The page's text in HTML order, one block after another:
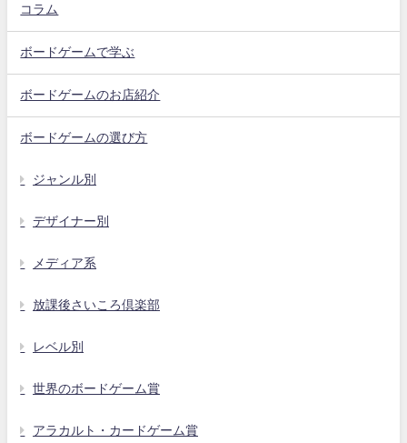
コラム
ボードゲームで学ぶ
ボードゲームのお店紹介
ボードゲームの選び方
ジャンル別
デザイナー別
メディア系
放課後さいころ倶楽部
レベル別
世界のボードゲーム賞
アラカルト・カードゲーム賞